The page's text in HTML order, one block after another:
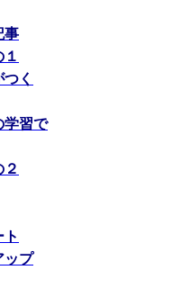
事
く
学習で
ップ